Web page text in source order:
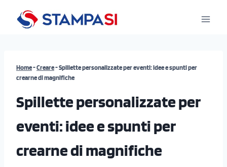
Home-Creare-Spillette personalizzate per eventi: idee e spunti per
crearne di magnifiche
Spillette personalizzate per
eventi: idee e spunti per
crearne di magnifiche